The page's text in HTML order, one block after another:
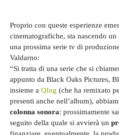
Proprio con queste esperienze
cinematografiche, sta nascendo
una prossima serie tv di
Valdarno:
“Si tratta di una serie che si
appunto da Black Oaks Pictures,
insieme a QIng (che ha remixato
presenti anche nell’album),
colonna sonora: prossimamente
seguito della quale si avvierà un